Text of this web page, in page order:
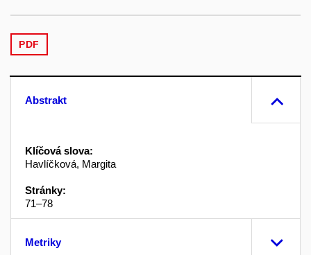
PDF
Abstrakt
Klíčová slova:
Havlíčková, Margita
Stránky:
71–78
Metriky